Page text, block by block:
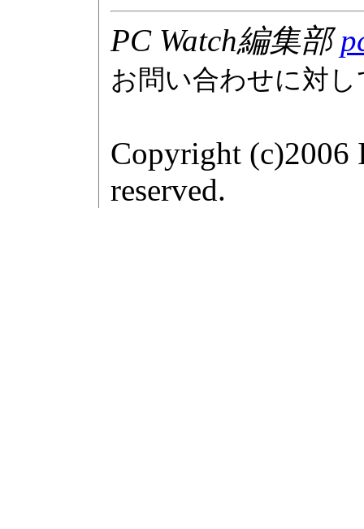
PC Watch編集部
お問い合わせに対
Copyright (c)2006
reserved.